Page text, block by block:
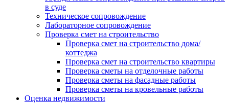
в суде
Техническое сопровождение
Лабораторное сопровождение
Проверка смет на строительство
Проверка смет на строительство дома/
коттеджа
Проверка смет на строительство квартиры
Проверка сметы на отделочные работы
Проверка сметы на фасадные работы
Проверка сметы на кровельные работы
Оценка недвижимости